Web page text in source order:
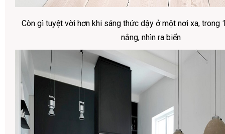
Còn gì tuyệt vời hơn khi sáng thức dậy ở một nơi xa, trong
nắng, nhìn ra biển